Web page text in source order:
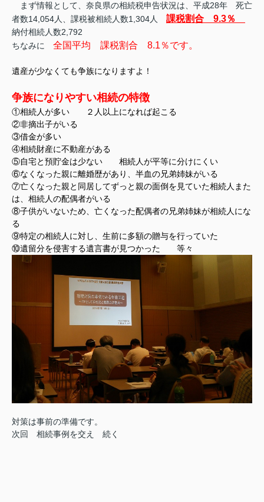
まず情報として、奈良県の相続税申告状況は、平成28年 死亡
者数14,054人、課税被相続人数1,304人 課税割合 9.3％
納付相続人数2,792
ちなみに 全国平均 課税割合 8.1％です。
遺産が少なくても争族になりますよ！
争族になりやすい相続の特徴
①相続人が多い ２人以上になれば起こる
②非摘出子がいる
③借金が多い
④相続財産に不動産がある
⑤自宅と預貯金は少ない 相続人が平等に分けにくい
⑥なくなった親に離婚歴があり、半血の兄弟姉妹がいる
⑦亡くなった親と同居してずっと親の面倒を見ていた相続人また
は、相続人の配偶者がいる
⑧子供がいないため、亡くなった配偶者の兄弟姉妹が相続人にな
る
⑨特定の相続人に対し、生前に多額の贈与を行っていた
⑩遺留分を侵害する遺言書が見つかった 等々
対策は事前の準備です。
次回 相続事例を交え 続く